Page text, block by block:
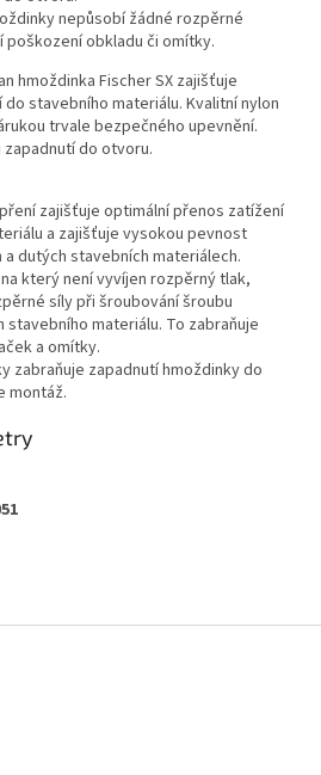
nepůsobí žádné rozpěrné
poškození obkladu či omítky.
hmoždinka Fischer SX zajišťuje
stavebního materiálu. Kvalitní nylon
trvale bezpečného upevnění.
do otvoru.
zajišťuje optimální přenos zatížení
a zajišťuje vysokou pevnost
dutých stavebních materiálech.
který není vyvíjen rozpěrný tlak,
síly při šroubování šroubu
stavebního materiálu. To zabraňuje
a omítky.
zabraňuje zapadnutí hmoždinky do
montáž.